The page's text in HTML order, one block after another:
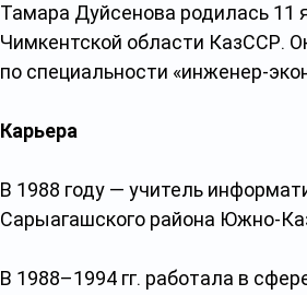
Тамара Дуйсенова родилась 11
Чимкентской области КазССР.
по специальности «инженер-
Карьера
В 1988 году — учитель
Сарыагашского района Южно-
В 1988–1994 гг. работала в